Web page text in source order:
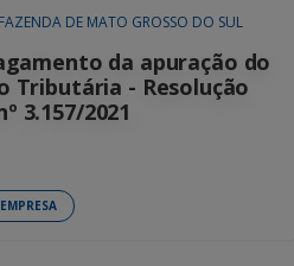
DE MATO GROSSO DO SUL
da apuração do
Tributária - Resolução
3.157/2021
EMPRESA